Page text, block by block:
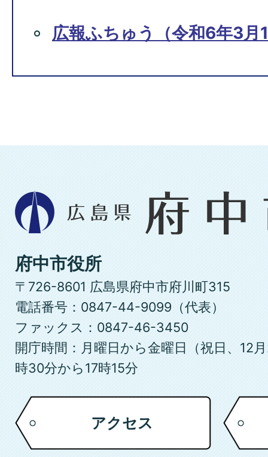
広報ふちゅう（令和6年3月
広
島
県
府
中
市
府中市役所
〒726-8601 広島県府中市府川町315
電話番号：0847-44-9099（代表）
ファックス：0847-46-3450
開庁時間：月曜日から金曜日（祝日、12
時30分から17時15分
アクセス